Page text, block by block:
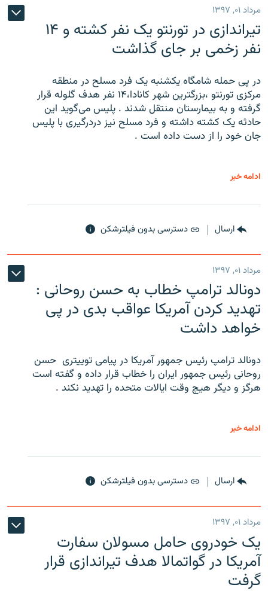
مرداد ۰۱, ۱۳۹۷
تیراندازی در تورنتو یک نفر کشته و ۱۴
نفر زخمی بر جای گذاشت
در پی حمله شامگاه یکشنبه یک فرد مسلح در منطقه
مرکزی تورنتو ،‌بزرگترین شهر کانادا،۱۴ نفر هدف گلوله قرار
گرفته و به بیمارستان منتقل شدند . پلیس می‌گوید این
حادثه یک کشته داشته و فرد مسلح نیز دردرگیری با پلیس
جان خود را از دست داده است .
ادامه خبر
ارسال دسترسی بدون فیلترشکن
مرداد ۰۱, ۱۳۹۷
دونالد ترامپ خطاب به حسن روحانی :
تهدید کردن آمریکا عواقب بدی در پی
خواهد داشت
دونالد ترامپ رئیس جمهور آمریکا در پیامی توییتری ‌ حسن
روحانی رئیس جمهور ایران را خطاب قرار داده و گفته است
هرگز و دیگر هیچ وقت ایالات متحده را تهدید نکند .
ادامه خبر
ارسال دسترسی بدون فیلترشکن
مرداد ۰۱, ۱۳۹۷
یک خودروی حامل مسولان سفارت
آمریکا در گواتمالا هدف تیراندازی قرار
گرفت